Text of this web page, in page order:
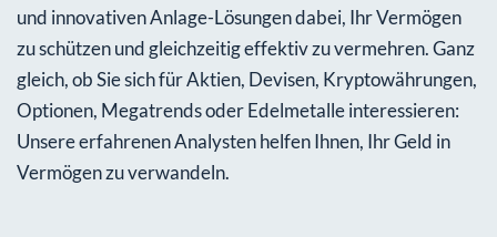
und innovativen Anlage-Lösungen dabei, Ihr Vermögen
zu schützen und gleichzeitig effektiv zu vermehren. Ganz
gleich, ob Sie sich für Aktien, Devisen, Kryptowährungen,
Optionen, Megatrends oder Edelmetalle interessieren:
Unsere erfahrenen Analysten helfen Ihnen, Ihr Geld in
Vermögen zu verwandeln.